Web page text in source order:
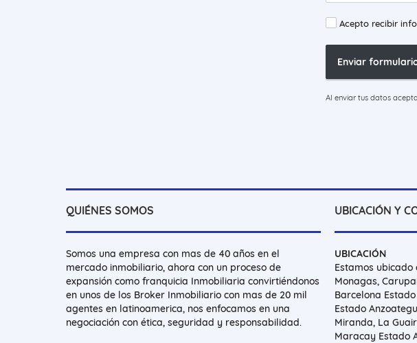
Acepto recibir
Enviar
Al enviar tus datos
QUIÉNES SOMOS
Somos una empresa con mas de 40 años en el
mercado inmobiliario, ahora con un proceso de
expansión como franquicia Inmobiliaria convirtiéndonos
en unos de los Broker Inmobiliario con mas de 20 mil
agentes en latinoamerica, nos enfocamos en una
negociación con ética, seguridad y responsabilidad.
UBICACIÓN Y
UBICACIÓN
Estamos ubicado
Monagas,
Barcelona
Estado
Miranda, La
Maracay Estado